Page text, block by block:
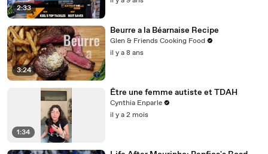
2:33
3:24
Beurre a la Béarnaise Recipe
Glen & Friends Cooking Food
il y a 8 ans
1:34
Être une femme autiste et TDAH
Cynthia Enparle
il y a 2 mois